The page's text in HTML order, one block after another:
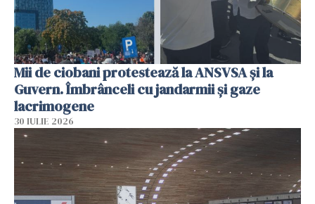
Mii de ciobani protestează la ANSVSA și la
Guvern. Îmbrânceli cu jandarmii și gaze
lacrimogene
30 IULIE 2026